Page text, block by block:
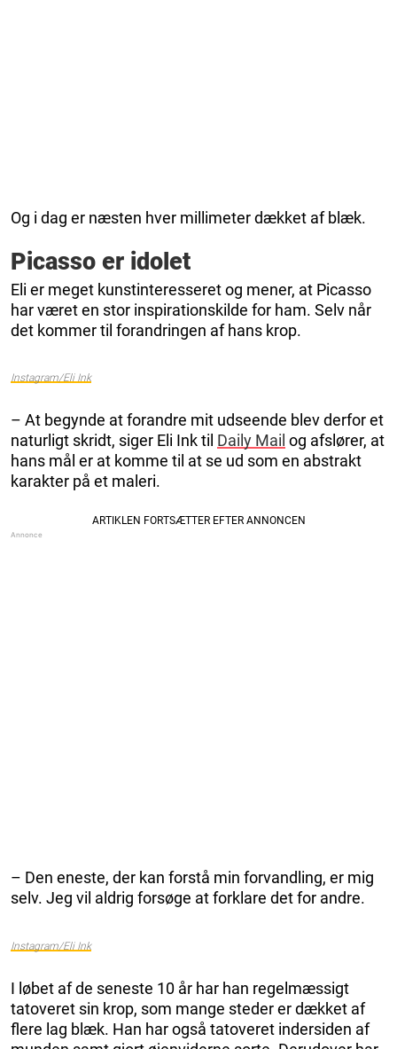
Og i dag er næsten hver millimeter dækket af blæk.
Picasso er idolet
Eli er meget kunstinteresseret og mener, at Picasso
har været en stor inspirationskilde for ham. Selv når
det kommer til forandringen af hans krop.
Instagram/Eli Ink
– At begynde at forandre mit udseende blev derfor et
naturligt skridt, siger Eli Ink til Daily Mail og afslører, at
hans mål er at komme til at se ud som en abstrakt
karakter på et maleri.
– Den eneste, der kan forstå min forvandling, er mig
selv. Jeg vil aldrig forsøge at forklare det for andre.
Instagram/Eli Ink
I løbet af de seneste 10 år har han regelmæssigt
tatoveret sin krop, som mange steder er dækket af
flere lag blæk. Han har også tatoveret indersiden af